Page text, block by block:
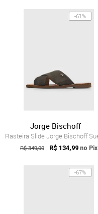
-61%
Jorge Bischoff
R$ 349,00 R$ 134,99 no Pix
-67%